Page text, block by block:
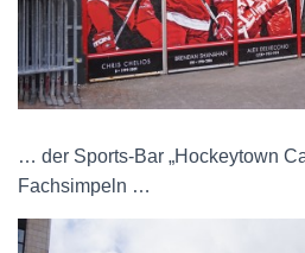
… der Sports-Bar „Hockeytown
Fachsimpeln …